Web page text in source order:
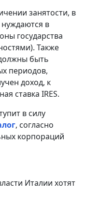
занятости, в
нуждаются в
государства
Также
быть
периодов,
доход, к
ставка IRES.
в силу
, согласно
корпораций
Италии хотят